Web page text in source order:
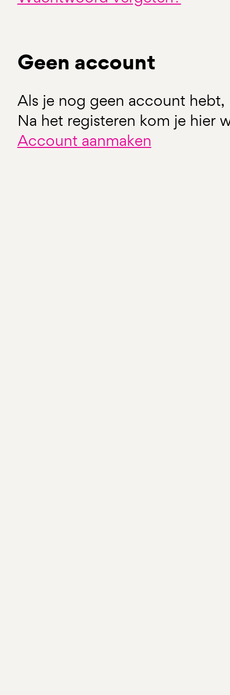
Geen account
Als je nog geen account hebt,
Na het registeren kom je hier
Account aanmaken